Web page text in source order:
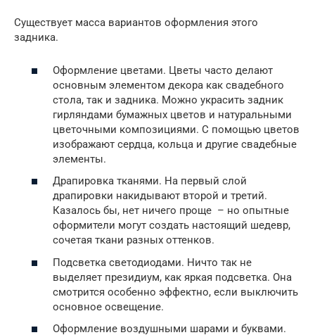
Существует масса вариантов оформления этого
задника.
Оформление цветами. Цветы часто делают
основным элементом декора как свадебного
стола, так и задника. Можно украсить задник
гирляндами бумажных цветов и натуральными
цветочными композициями. С помощью цветов
изображают сердца, кольца и другие свадебные
элементы.
Драпировка тканями. На первый слой
драпировки накидывают второй и третий.
Казалось бы, нет ничего проще – но опытные
оформители могут создать настоящий шедевр,
сочетая ткани разных оттенков.
Подсветка светодиодами. Ничто так не
выделяет президиум, как яркая подсветка. Она
смотрится особенно эффектно, если выключить
основное освещение.
Оформление воздушными шарами и буквами.